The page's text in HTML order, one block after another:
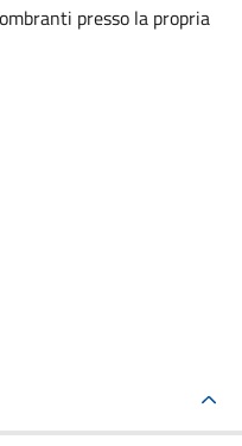
presso la propria